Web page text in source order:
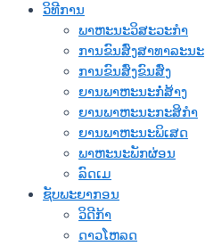
ວິທີການ
ພາຫະນະວິສະວະກໍາ
ການຂົນສົ່ງສາທາລະນະ
ການຂົນສົ່ງຂົນສົ່ງ
ຍານພາຫະນະກໍ່ສ້າງ
ຍານພາຫະນະກະສິກໍາ
ຍານພາຫະນະພິເສດ
ພາຫະນະພັກຜ່ອນ
ລົດເມ
ຊັບພະຍາກອນ
ວິດີກ້າ
ດາວໂຫລດ